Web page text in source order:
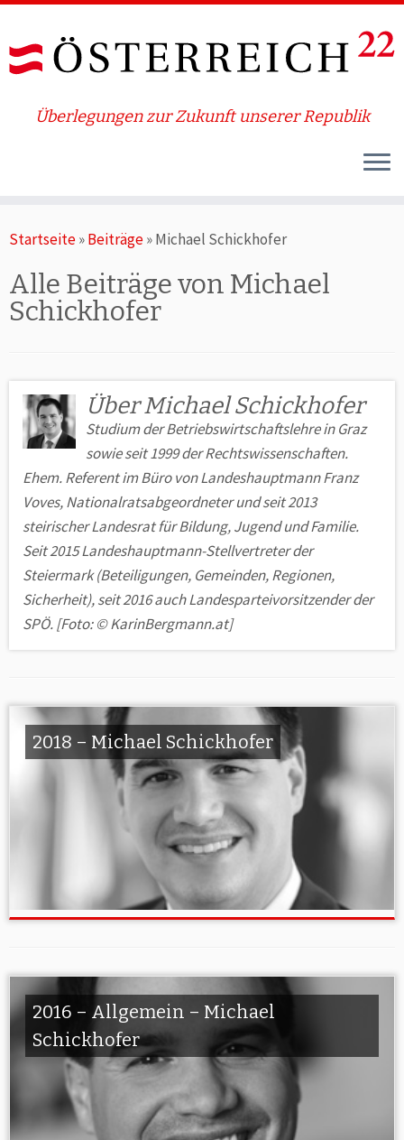
Inhalt
Überlegungen zur Zukunft unserer Republik
Startseite»Beiträge»Michael Schickhofer
Alle Beiträge von Michael
Schickhofer
Über Michael Schickhofer
Studium der Betriebswirtschaftslehre in Graz
sowie seit 1999 der Rechtswissenschaften.
Ehem. Referent im Büro von Landeshauptmann Franz
Voves, Nationalratsabgeordneter und seit 2013
steirischer Landesrat für Bildung, Jugend und Familie.
Seit 2015 Landeshauptmann-Stellvertreter der
Steiermark (Beteiligungen, Gemeinden, Regionen,
Sicherheit), seit 2016 auch Landesparteivorsitzender der
SPÖ. [Foto: © KarinBergmann.at]
2018 – Michael Schickhofer
2016 – Allgemein – Michael
Schickhofer